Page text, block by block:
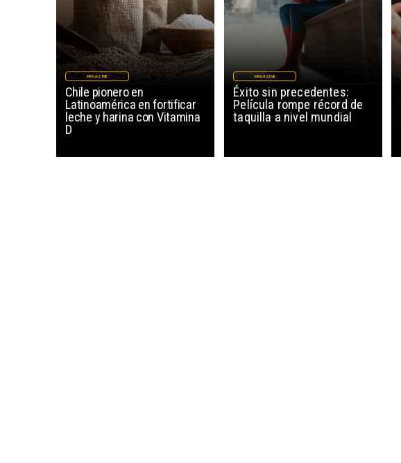
Chile pionero en
Latinoamérica en fortificar
leche y harina con Vitamina
D
MAGAZINE
Éxito sin precedentes:
Película rompe récord de
taquilla a nivel mundial
MAGAZINE